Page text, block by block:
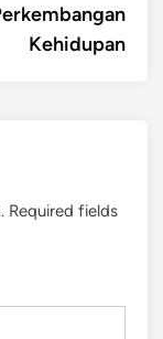
Kehidupan
Required fields